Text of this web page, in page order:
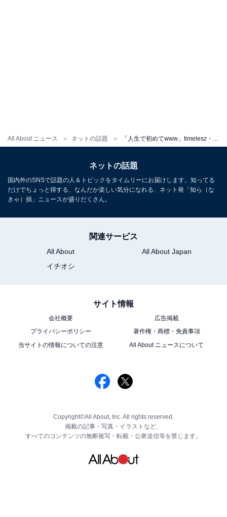
All About ニュース ネットの話題 「人生で初めてwww」timelesz・原嘉孝＆篠塚大輝、雑誌オフショットに反響！ 「兄弟だったん？」
ネットの話題
国内外のSNSで話題の人＆トピックをタイムリーにお届けします。知ってる
だけでちょっと得する、なんだか楽しい気分になれる、ネット発「知ら（な
きゃ）損」ニュースが盛りだくさん。
関連サービス
All About
All About Japan
イチオシ
サイト情報
会社概要
広告掲載
プライバシーポリシー
著作権・商標・免責事項
当サイトの情報についての注意
All About ニュースについて
Copyright©All About, Inc. All rights reserved.
掲載の記事・写真・イラストなど、
すべてのコンテンツの無断複写・転載・公衆送信等を禁じます。